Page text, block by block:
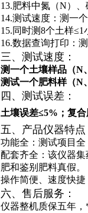
13.肥料中氮（N）
14.测试速度：测一
15.同时测8个土样
16.数据查询打印：
三、测试速度：
测一个土壤样品（N
测试一个肥料样（N
四、测试误差：
土壤误差≤5%；复
五、产品仪器特点
功能全：测试项目
配套齐全：该仪器
肥和鉴别肥料真假。
操作简便、速度快
六、售后服务：
仪器整机质保五年